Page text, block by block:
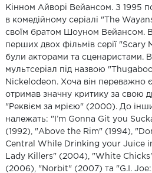
Кінном Айворі Вейансом. З 1995
в комедійному серіалі "The
своїм братом Шоуном Вейансом.
перших двох фільмів серії "Scary
були акторами та сценаристами.
мультсеріал під назвою
Nickelodeon. Хоча він переважно
отримав значну критику за свою
"Реквієм за мрією" (2000). До
належать: "I’m Gonna Git you
(1992), "Above the Rim" (1994),
Central While Drinking your Juice
Lady Killers" (2004), "White
(2006), "Norbit" (2007) та "G.I.